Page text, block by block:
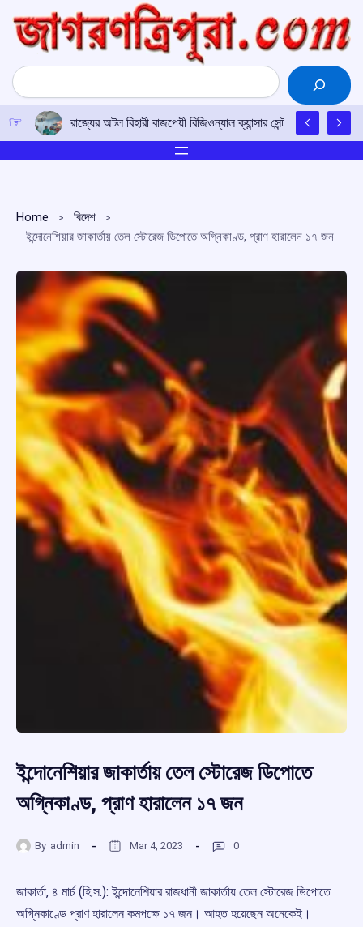
content
Search
রাজ্যের অটল বিহারী বাজপেয়ী রিজিওন্যাল ক্যান্সার সেন্টারে উত্তর-
Home
বিদেশ
ইন্দোনেশিয়ার জাকার্তায় তেল স্টোরেজ ডিপোতে অগ্নিকাণ্ড, প্রাণ হারালেন ১৭ জন
ইন্দোনেশিয়ার জাকার্তায় তেল স্টোরেজ ডিপোতে
অগ্নিকাণ্ড, প্রাণ হারালেন ১৭ জন
By admin Mar 4, 2023 0
জাকার্তা, ৪ মার্চ (হি.স.): ইন্দোনেশিয়ার রাজধানী জাকার্তায় তেল স্টোরেজ ডিপোতে
অগ্নিকাণ্ডে প্রাণ হারালেন কমপক্ষে ১৭ জন। আহত হয়েছেন অনেকেই।